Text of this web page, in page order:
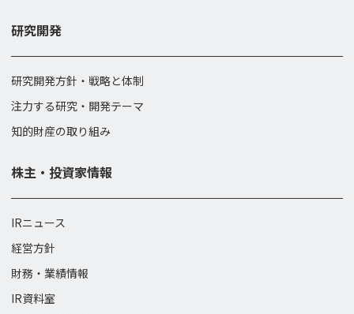
研究開発
研究開発方針・戦略と体制
注力する研究・開発テーマ
知的財産の取り組み
株主・投資家情報
IRニュース
経営方針
財務・業績情報
IR資料室